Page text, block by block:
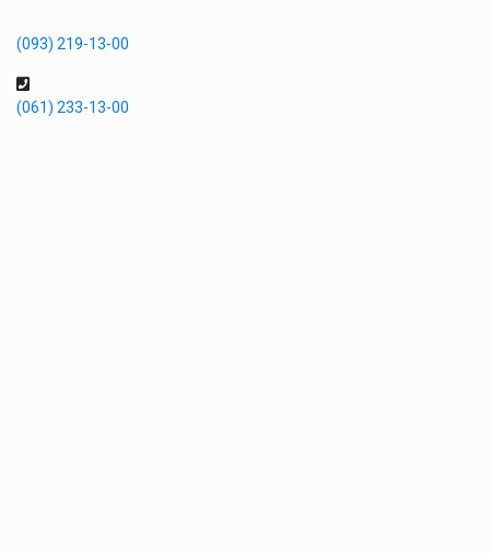
(093) 219-13-00
(061) 233-13-00